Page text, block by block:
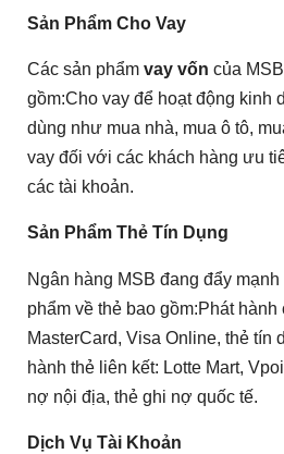
Sản Phẩm Cho Vay
Các sản phẩm vay vốn của
gồm:Cho vay để hoạt động kinh
dùng như mua nhà, mua ô tô,
vay đối với các khách hàng ưu
các tài khoản.
Sản Phẩm Thẻ Tín Dụng
Ngân hàng MSB đang đẩy
phẩm về thẻ bao gồm:Phát
MasterCard, Visa Online, thẻ
hành thẻ liên kết: Lotte Mart,
nợ nội địa, thẻ ghi nợ quốc tế.
Dịch Vụ Tài Khoản